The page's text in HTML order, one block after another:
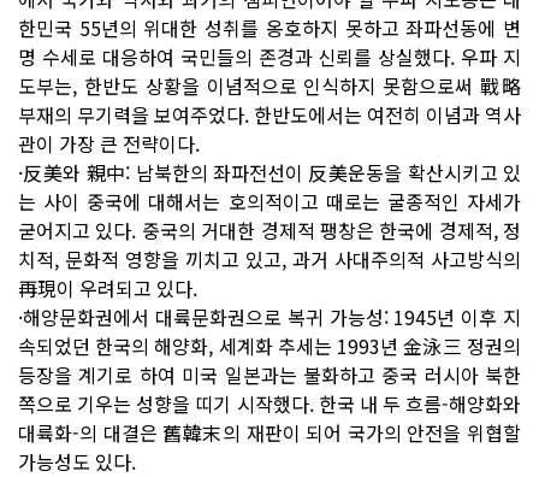
한민국 55년의 위대한 성취를 옹호하지 못하고 좌파선동에 변
명 수세로 대응하여 국민들의 존경과 신뢰를 상실했다. 우파 지
도부는, 한반도 상황을 이념적으로 인식하지 못함으로써 戰略
부재의 무기력을 보여주었다. 한반도에서는 여전히 이념과 역사
관이 가장 큰 전략이다.
·反美와 親中: 남북한의 좌파전선이 反美운동을 확산시키고 있
는 사이 중국에 대해서는 호의적이고 때로는 굴종적인 자세가
굳어지고 있다. 중국의 거대한 경제적 팽창은 한국에 경제적, 정
치적, 문화적 영향을 끼치고 있고, 과거 사대주의적 사고방식의
再現이 우려되고 있다.
·해양문화권에서 대륙문화권으로 복귀 가능성: 1945년 이후 지
속되었던 한국의 해양화, 세계화 추세는 1993년 金泳三 정권의
등장을 계기로 하여 미국 일본과는 불화하고 중국 러시아 북한
쪽으로 기우는 성향을 띠기 시작했다. 한국 내 두 흐름-해양화와
대륙화-의 대결은 舊韓末의 재판이 되어 국가의 안전을 위협할
가능성도 있다.